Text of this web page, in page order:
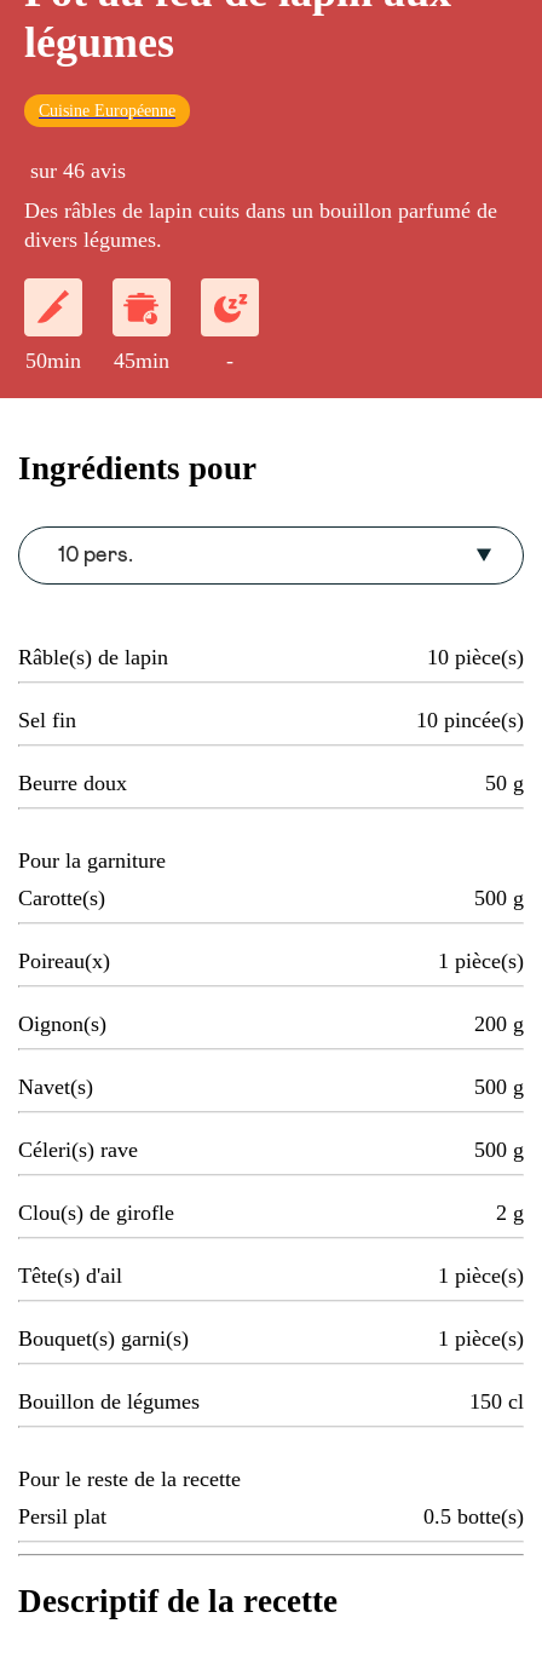
légumes
Cuisine Européenne
sur 46 avis
Des râbles de lapin cuits dans un bouillon parfumé de
divers légumes.
50min 45min -
Ingrédients pour
10 pers.
Râble(s) de lapin 10 pièce(s)
Sel fin 10 pincée(s)
Beurre doux 50 g
Pour la garniture
Carotte(s)
500 g
Poireau(x) 1 pièce(s)
Oignon(s) 200 g
Navet(s) 500 g
Céleri(s) rave 500 g
Clou(s) de girofle 2 g
Tête(s) d'ail 1 pièce(s)
Bouquet(s) garni(s) 1 pièce(s)
Bouillon de légumes 150 cl
Pour le reste de la recette
Persil plat
0.5 botte(s)
Descriptif de la recette